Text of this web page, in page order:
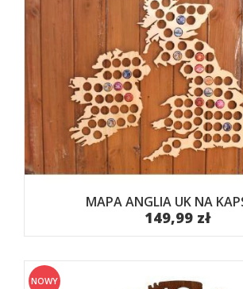
MAPA ANGLIA UK NA
149,99 zł
NOWY